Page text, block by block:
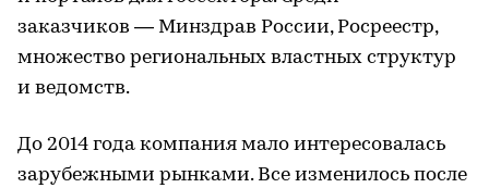
заказчиков — Минздрав России, Росреестр,
множество региональных властных структур
и ведомств.
До 2014 года компания мало интересовалась
зарубежными рынками. Все изменилось после